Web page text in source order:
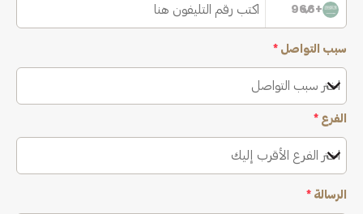
+966
سبب التواصل *
اختر سبب التواصل
الفرع *
اختر الفرع الأقرب إليك
الرسالة *